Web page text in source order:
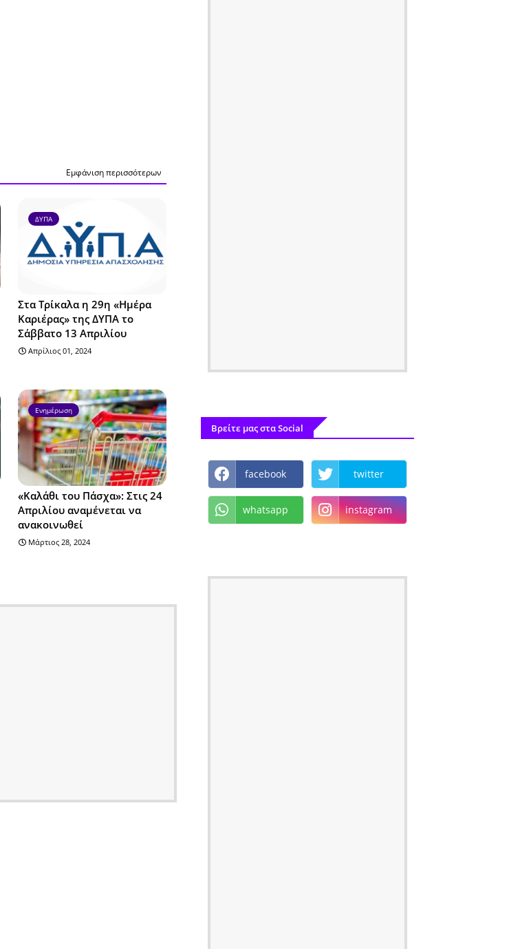
Εμφάνιση περισσότερων
ΔΥΠΑ
Στα Τρίκαλα η 29η «Ημέρα
Καριέρας» της ΔΥΠΑ το
Σάββατο 13 Απριλίου
Απρίλιος 01, 2024
Ενημέρωση
«Καλάθι του Πάσχα»: Στις 24
Απριλίου αναμένεται να
ανακοινωθεί
Μάρτιος 28, 2024
Βρείτε μας στα Social
facebook twitter
whatsapp instagram